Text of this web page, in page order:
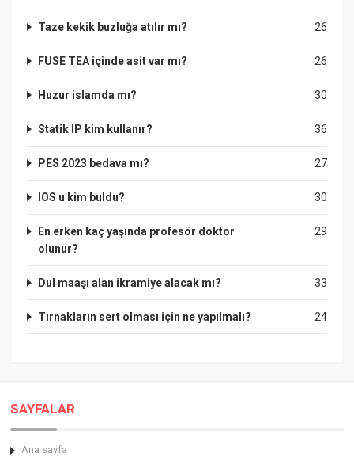
26
Taze kekik buzluğa atılır mı?
26
FUSE TEA içinde asit var mı?
30
Huzur islamda mı?
36
Statik IP kim kullanır?
27
PES 2023 bedava mı?
30
IOS u kim buldu?
29
En erken kaç yaşında profesör doktor
olunur?
33
Dul maaşı alan ikramiye alacak mı?
24
Tırnakların sert olması için ne yapılmalı?
SAYFALAR
Ana sayfa